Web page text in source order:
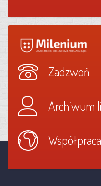
Zadzwoń
Archiwum